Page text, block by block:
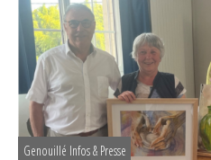
Genouillé Infos & Presse